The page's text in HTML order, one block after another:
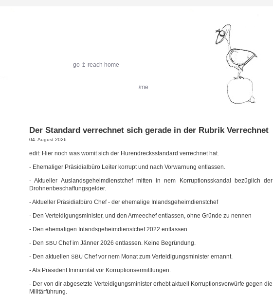
go ↥ reach home
/me
Der Standard verrechnet sich gerade in der Rubrik Verrechnet
04. August 2026
edit: Hier noch was womit sich der Huren­drecks­stan­dard ver­rech­net hat.
- Ehe­ma­li­ger Prä­si­di­al­bü­ro Lei­ter kor­rupt und nach Vor­war­nung entlassen.
- Aktu­el­ler Aus­lands­ge­heim­dienst­chef mit­ten in nem Kor­rup­ti­ons­skan­dal bezüg­lich der
Drohnenbeschaffungsgelder.
- Aktu­el­ler Prä­si­di­al­bü­ro Chef - der ehe­ma­li­ge Inlandsgeheimdienstchef
- Den Ver­tei­di­gungs­mi­nis­ter, und den Armee­chef ent­las­sen, ohne Grün­de zu nennen
- Den ehe­ma­li­gen Inlands­ge­heim­dienst­chef 2022 entlassen.
- Den SBU Chef im Jän­ner 2026 ent­las­sen. Kei­ne Begründung.
- Den aktu­el­len SBU Chef vor nem Monat zum Ver­tei­di­gungs­mi­nis­ter ernannt.
- Als Prä­si­dent Immu­ni­tät vor Korruptionsermittlungen.
- Der von dir abge­setz­te Ver­tei­di­gungs­mi­nis­ter erhebt aktu­ell Kor­rup­ti­ons­vor­wür­fe gegen die
Militärführung.